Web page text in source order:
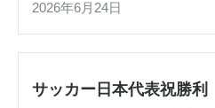
2026年6月24日
サッカー日本代表祝勝利